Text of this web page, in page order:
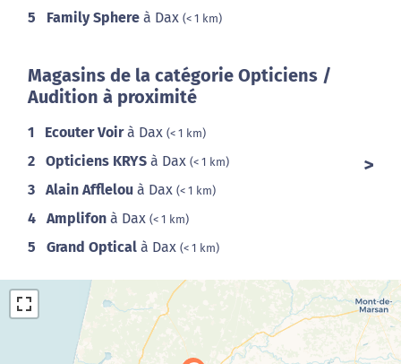
5 Family Sphere à Dax (< 1 km)
Magasins de la catégorie Opticiens /
Audition à proximité
1 Ecouter Voirà Dax (< 1 km)
2 Opticiens KRYS à Dax (< 1 km)
3 Alain Afflelou à Dax (< 1 km)
4 Amplifon à Dax (< 1 km)
5 Grand Optical à Dax (< 1 km)